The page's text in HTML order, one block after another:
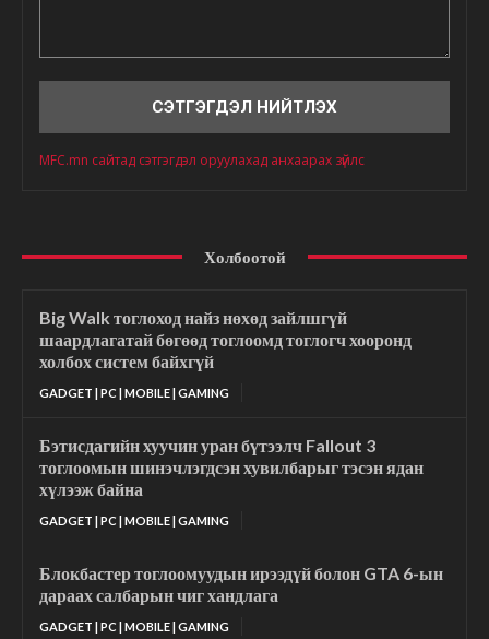
MFC.mn сайтад сэтгэгдэл оруулахад анхаарах зүйлс
Холбоотой
Big Walk тоглоход найз нөхөд зайлшгүй
шаардлагатай бөгөөд тоглоомд тоглогч хооронд
холбох систем байхгүй
GADGET | PC | MOBILE | GAMING
Бэтисдагийн хуучин уран бүтээлч Fallout 3
тоглоомын шинэчлэгдсэн хувилбарыг тэсэн ядан
хүлээж байна
GADGET | PC | MOBILE | GAMING
Блокбастер тоглоомуудын ирээдүй болон GTA 6-ын
дараах салбарын чиг хандлага
GADGET | PC | MOBILE | GAMING